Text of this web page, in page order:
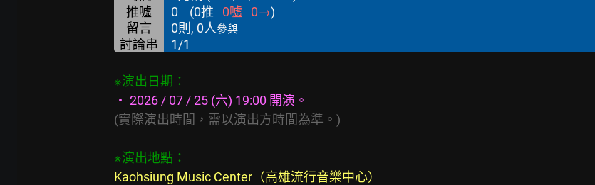
推噓 0 (0推 0噓 0→)
留言
0則, 0人參與
討論串 1/1
※演出日期：
‧ 2026 / 07 / 25 (六) 19:00 開演。
(實際演出時間，需以演出方時間為準。)
※演出地點：
Kaohsiung Music Center（高雄流行音樂中心）